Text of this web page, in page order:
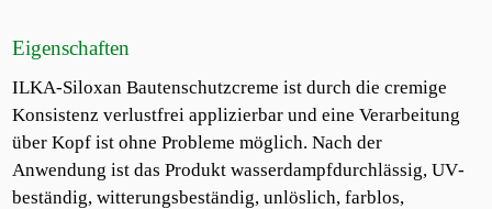
Eigenschaften
ILKA‐Siloxan Bautenschutzcreme ist durch die cremige
Konsistenz verlustfrei applizierbar und eine Verarbeitung
über Kopf ist ohne Probleme möglich. Nach der
Anwendung ist das Produkt wasserdampfdurchlässig, UV‐
beständig, witterungsbeständig, unlöslich, farblos,